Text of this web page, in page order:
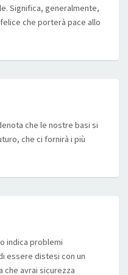
Significa, generalmente,
che porterà pace allo
che le nostre basi si
che ci fornirà i più
indica problemi
essere distesi con un
che avrai sicurezza